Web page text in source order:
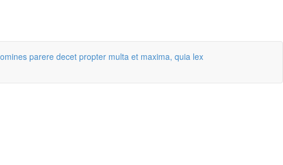
parere decet propter multa et maxima, quia lex